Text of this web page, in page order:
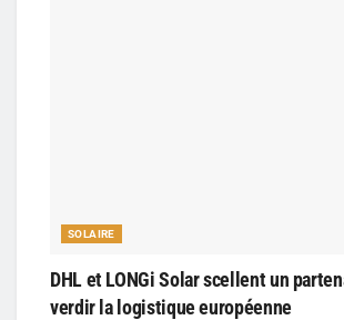
SOLAIRE
DHL et LONGi Solar scellent un
verdir la logistique européenne